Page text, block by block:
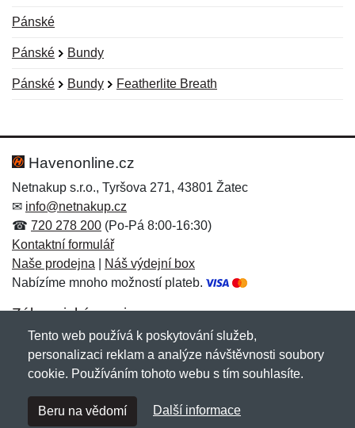
Pánské
Pánské Bundy
Pánské Bundy Featherlite Breath
Hodnocení:
Jméno: *
Zpráva*
Jméno:
E-mail:*
Havenonline.cz
Netnakup s.r.o., Tyršova 271, 43801 Žatec
✉ info@netnakup.cz
☎ 720 278 200 (Po-Pá 8:00-16:30)
Kontaktní formulář
Naše prodejna
Náš výdejní box
Nabízíme mnoho možností plateb.
Zákaznický servis
Novinky emailem
Copyright © 2007-2026 (19 let s vámi)Netnakup.cz
NetIQ. Všechna práva vyhrazena.
Tento web používá k poskytování služeb,
personalizaci reklam a analýze návštěvnosti soubory
cookie. Používáním tohoto webu s tím souhlasíte.
Beru na vědomí Další informace